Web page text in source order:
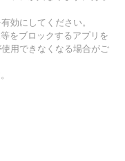
効にしてください。
をブロックするアプリを
用できなくなる場合がご